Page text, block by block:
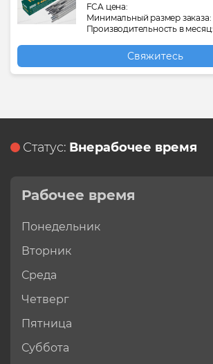
FCA цена:
Минимальный размер заказа:
Производительность в месяц:
Свяжитесь
Статус: Внерабочее время
Рабочее время
Понедельник
Вторник
Среда
Четверг
Пятница
Суббота